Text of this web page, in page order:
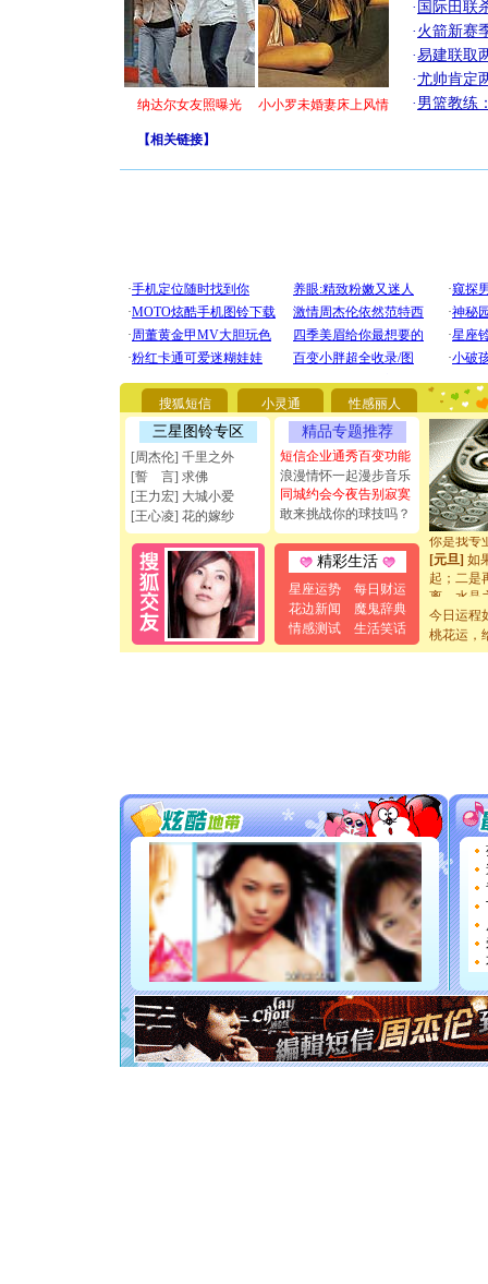
纳达尔女友照曝光 小小罗未婚妻床上风情
· 国际田联
· 火箭新赛
·易建联取
·尤帅肯定
· 男篮教练
【相关链接】
搜狐短信 小灵通 性感丽人
三星图铃专区
[周杰伦] 千里之外
[誓 言] 求佛
[王力宏] 大城小爱
[王心凌] 花的嫁纱
精品专题推荐
短信企业通秀百变功能
浪漫情怀一起漫步音乐
同城约会今夜告别寂寞
敢来挑战你的球技吗？
精彩生活
星座运势
每日财运
花边新闻
魔鬼辞典
情感测试
生活笑话
[圣诞节]
你太多
要平安！
[圣诞节]
能正大光
天都要快
[圣诞节]
如意,快
[元旦]看
断电。爱
你是我专
[元旦] 如
起；二是
离。水晶
[元旦]当
泣，这痛
卖了。水
你太多，
要平安！
[圣诞节]
能正大
天都要快
[圣诞节]
如意,快
[元旦]
看
断电。
你是我
[元旦]
起；二是
离。水晶
[元旦]当
泣，这痛
今日运程
桃花运，